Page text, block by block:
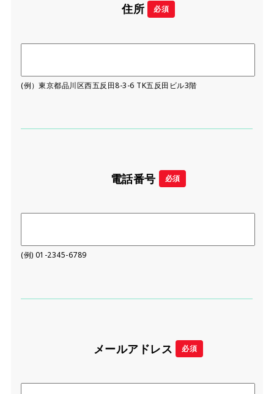
住所 必須
(例）東京都品川区西五反田8-3-6 TK五反田ビル3階
電話番号 必須
(例) 01-2345-6789
メールアドレス 必須